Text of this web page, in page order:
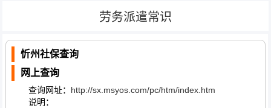
劳务派遣常识
忻州社保查询
网上查询
查询网址： http://sx.msyos.com/pc/htm/index.htm
说明：